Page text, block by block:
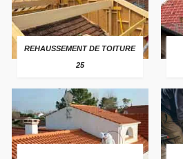
REHAUSSEMENT DE TOITURE
25